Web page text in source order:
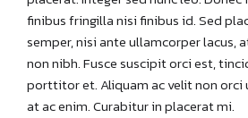
finibus fringilla nisi finibus id. Sed
semper, nisi ante ullamcorper lacus,
non nibh. Fusce suscipit orci est,
porttitor et. Aliquam ac velit non
at ac enim. Curabitur in placerat mi.